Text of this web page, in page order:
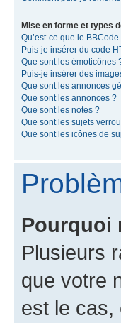
Mise en forme et types
Qu’est-ce que le BBCode
Puis-je insérer du code
Que sont les émoticônes
Puis-je insérer des
Que sont les annonces
Que sont les annonces ?
Que sont les notes ?
Que sont les sujets
Que sont les icônes de
Pourquoi
Plusieurs
que votre
est le cas,